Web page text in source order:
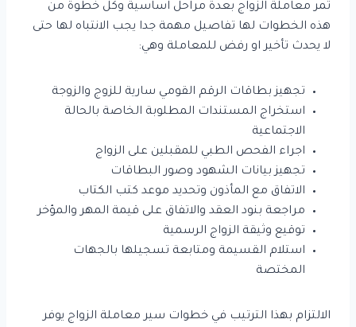
تمر معاملة الزواج بعدة مراحل اساسية وكل خطوة من
هذه الخطوات لها تفاصيل مهمة جدا يجب الانتباه لها حتى
لا يحدث تأخير او رفض للمعاملة وهي:
تجهيز بطاقات الرقم القومي سارية للزوج والزوجة
استخراج المستندات المطلوبة الخاصة بالحالة
الاجتماعية
اجراء الفحص الطبي للمقبلين على الزواج
تجهيز بيانات الشهود وصور البطاقات
الاتفاق مع المأذون وتحديد موعد كتب الكتاب
مراجعة بنود العقد والاتفاق على قيمة المهر والمؤخر
توقيع وثيقة الزواج الرسمية
استلام القسيمة ومتابعة تسجيلها بالجهات
المختصة
الالتزام بهذا الترتيب في خطوات سير معاملة الزواج يوفر